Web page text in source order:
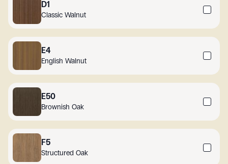
D1
Classic Walnut
E4
English Walnut
E50
Brownish Oak
F5
Structured Oak